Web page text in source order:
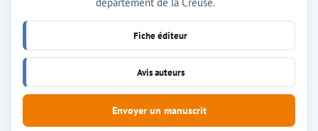
département de la Creuse.
Fiche éditeur
Avis auteurs
Envoyer un manuscrit